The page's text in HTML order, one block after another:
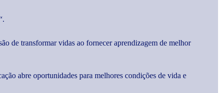
de transformar vidas ao fornecer aprendizagem de melhor
abre oportunidades para melhores condições de vida e